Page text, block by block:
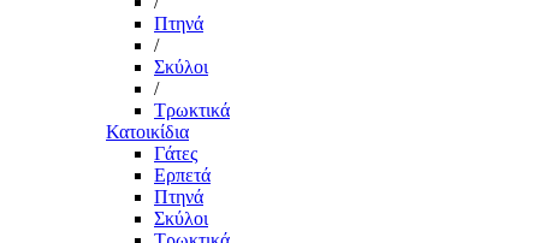
Πτηνά
/
Σκύλοι
/
Τρωκτικά
Κατοικίδια
Γάτες
Ερπετά
Πτηνά
Σκύλοι